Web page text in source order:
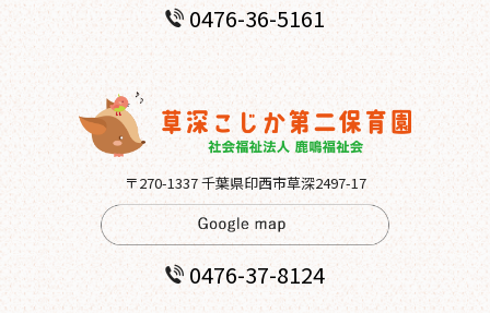
0476-36-5161
〒270-1337 千葉県印西市草深2497-17
0476-37-8124